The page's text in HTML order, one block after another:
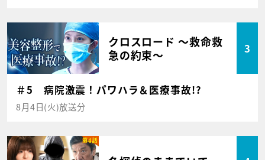
クロスロード ～救命救
急の約束～
3
＃5 病院激震！パワハラ＆医療事故!?
8月4日(火)放送分